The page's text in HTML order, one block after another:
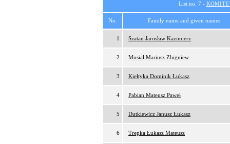
List no. 7 -
No. Family name and given names
1 Szatan Jarosław Kazimierz
2 Musiał Mariusz Zbigniew
3 Kiełtyka Dominik Łukasz
4 Pabian Mateusz Paweł
5 Dutkiewicz Janusz Łukasz
6 Trepka Łukasz Mateusz